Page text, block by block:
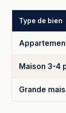
Type de bien
Maison 3-4
Grande